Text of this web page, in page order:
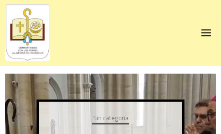
Skip
content
Sin categoría